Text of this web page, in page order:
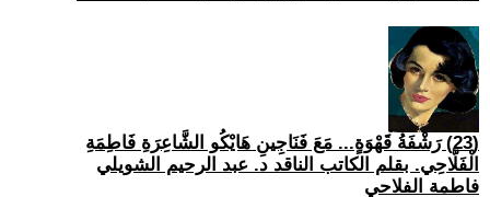
(23) رَشْفَةُ قَهْوَةٍ... مَعَ فَنَاجِينِ هَايْكُو الشَّاعِرَةِ فَاطِمَةِ
الْفَلَّاحِي. بقلم الكاتب الناقد د. عبد الرحيم الشويلي
فاطمة الفلاحي